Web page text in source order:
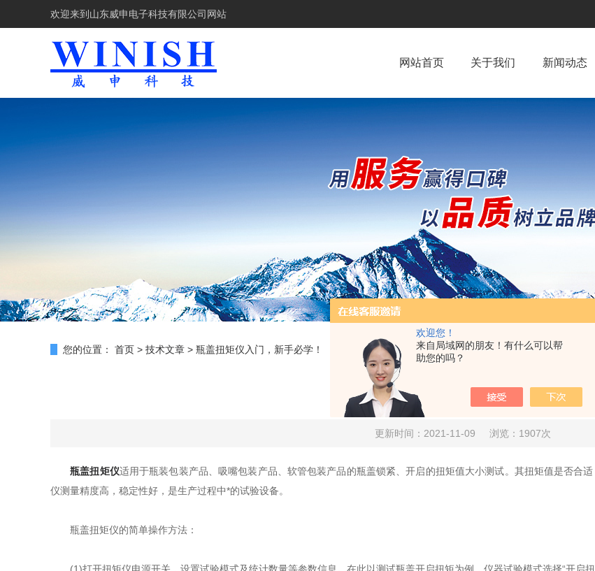
欢迎您！
来自局域网的朋友！有什么可以帮
助您的吗？
欢迎来到 山东威申电子科技有限公司网站
网站首页 关于我们 新闻动态
您的位置： 首页 > 技术文章 > 瓶盖扭矩仪入门，新手必学！
瓶盖扭矩仪入门，新手必学！
更新时间：2021-11-09 浏览：1907次
瓶盖扭矩仪适用于瓶装包装产品、吸嘴包装产品、软管包装产品的瓶盖锁紧、开启的扭矩值大小测试。其扭矩值是否合
仪测量精度高，稳定性好，是生产过程中*的试验设备。
瓶盖扭矩仪的简单操作方法：